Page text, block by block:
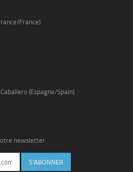
France)
(Espagne/Spain)
newsletter
S'ABONNER